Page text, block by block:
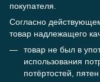
покупателя.
Согласно
товар надлежащего
товар не был в
использования
потёртостей,